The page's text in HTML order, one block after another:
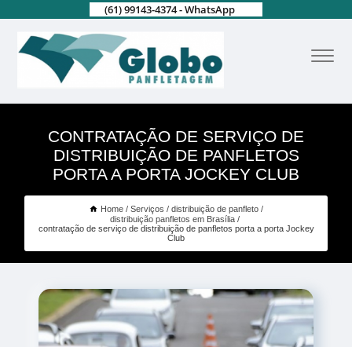
(61) 99143-4374 - WhatsApp
CONTRATAÇÃO DE SERVIÇO DE
DISTRIBUIÇÃO DE PANFLETOS
PORTA A PORTA JOCKEY CLUB
Home Serviços
distribuição de panfleto
distribuição panfletos em Brasília
contratação de serviço de distribuição de panfletos porta a porta Jockey
Club